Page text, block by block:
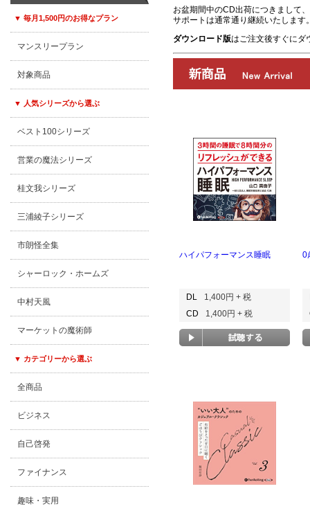
▼ 毎月1,500円のお得なプラン
マンスリープラン
対象商品
▼ 人気シリーズから選ぶ
ベスト100シリーズ
営業の魔法シリーズ
桂文我シリーズ
三浦綾子シリーズ
市朗怪全集
シャーロック・ホームズ
中村天風
マーケットの魔術師
▼ カテゴリーから選ぶ
全商品
ビジネス
自己啓発
ファイナンス
趣味・実用
お盆期間中のCD出荷につきまして
サポートは通常通り継続いたします
ダウンロード版はご注文後すぐにダ
00:00/00:00
ハイパフォーマンス睡眠
DL
1,400円 + 税
CD
1,400円 + 税
0